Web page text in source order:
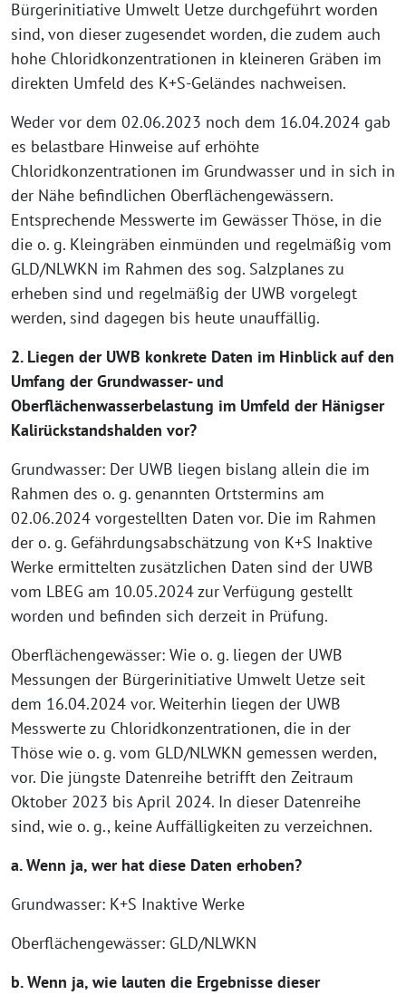
Bürgerinitiative Umwelt Uetze durchgeführt worden
sind, von dieser zugesendet worden, die zudem auch
hohe Chloridkonzentrationen in kleineren Gräben im
direkten Umfeld des K+S-Geländes nachweisen.
Weder vor dem 02.06.2023 noch dem 16.04.2024 gab
es belastbare Hinweise auf erhöhte
Chloridkonzentrationen im Grundwasser und in sich in
der Nähe befindlichen Oberflächengewässern.
Entsprechende Messwerte im Gewässer Thöse, in die
die o. g. Kleingräben einmünden und regelmäßig vom
GLD/NLWKN im Rahmen des sog. Salzplanes zu
erheben sind und regelmäßig der UWB vorgelegt
werden, sind dagegen bis heute unauffällig.
2. Liegen der UWB konkrete Daten im Hinblick auf den
Umfang der Grundwasser- und
Oberflächenwasserbelastung im Umfeld der Hänigser
Kalirückstandshalden vor?
Grundwasser: Der UWB liegen bislang allein die im
Rahmen des o. g. genannten Ortstermins am
02.06.2024 vorgestellten Daten vor. Die im Rahmen
der o. g. Gefährdungsabschätzung von K+S Inaktive
Werke ermittelten zusätzlichen Daten sind der UWB
vom LBEG am 10.05.2024 zur Verfügung gestellt
worden und befinden sich derzeit in Prüfung.
Oberflächengewässer: Wie o. g. liegen der UWB
Messungen der Bürgerinitiative Umwelt Uetze seit
dem 16.04.2024 vor. Weiterhin liegen der UWB
Messwerte zu Chloridkonzentrationen, die in der
Thöse wie o. g. vom GLD/NLWKN gemessen werden,
vor. Die jüngste Datenreihe betrifft den Zeitraum
Oktober 2023 bis April 2024. In dieser Datenreihe
sind, wie o. g., keine Auffälligkeiten zu verzeichnen.
a. Wenn ja, wer hat diese Daten erhoben?
Grundwasser: K+S Inaktive Werke
Oberflächengewässer: GLD/NLWKN
b. Wenn ja, wie lauten die Ergebnisse dieser